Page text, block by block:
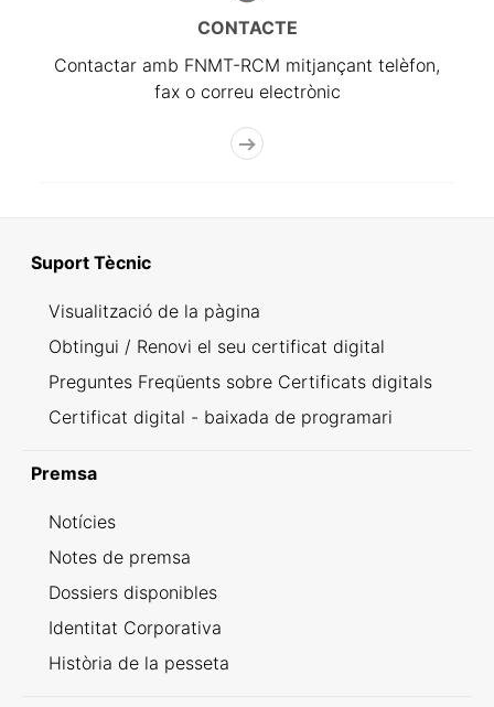
CONTACTE
Contactar amb FNMT-RCM mitjançant telèfon,
fax o correu electrònic
Suport Tècnic
Visualització de la pàgina
Obtingui / Renovi el seu certificat digital
Preguntes Freqüents sobre Certificats digitals
Certificat digital - baixada de programari
Premsa
Notícies
Notes de premsa
Dossiers disponibles
Identitat Corporativa
Història de la pesseta